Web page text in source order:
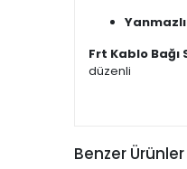
Frt Kablo Bağı
düzenli
Benzer Ürünler